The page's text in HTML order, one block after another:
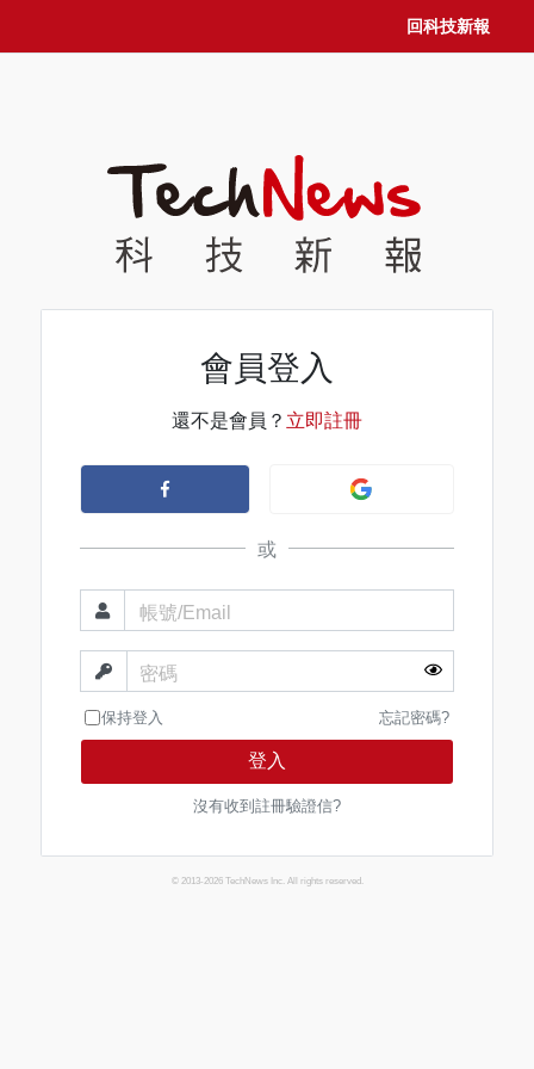
回科技新報
會員登入
還不是會員？ 立即註冊
或
帳號/Email
密碼
保持登入 忘記密碼?
登入
沒有收到註冊驗證信?
© 2013-2026 TechNews Inc. All rights reserved.